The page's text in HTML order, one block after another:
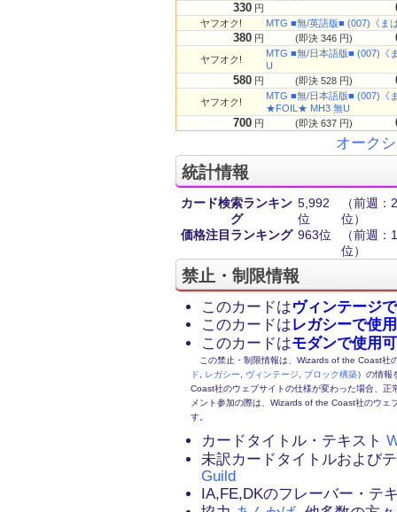
330 円
ヤフオク! MTG ■無/英語版■ (007)《ま
380 円 (即決 346 円)
ヤフオク!
MTG ■無/日本語版■ (007)《
U
580 円 (即決 528 円)
ヤフオク!
MTG ■無/日本語版■ (007)《
★FOIL★ MH3 無U
700 円 (即決 637 円)
オーク
統計情報
カード検索ランキン
グ
5,992
位
（前週：
位）
価格注目ランキング 963位
（前週：
位）
禁止・制限情報
このカードはヴィンテージ
このカードはレガシーで使
このカードはモダンで使用
この禁止・制限情報は、Wizards of the Coast社
ド
レガシー ヴィンテージ ブロック構築）の情報
Coast社のウェブサイトの仕様が変わった場合、
メント参加の際は、Wizards of the Coast社のウェ
す。
カードタイトル・テキスト
未訳カードタイトルおよび
Guild
IA,FE,DKのフレーバー・テ